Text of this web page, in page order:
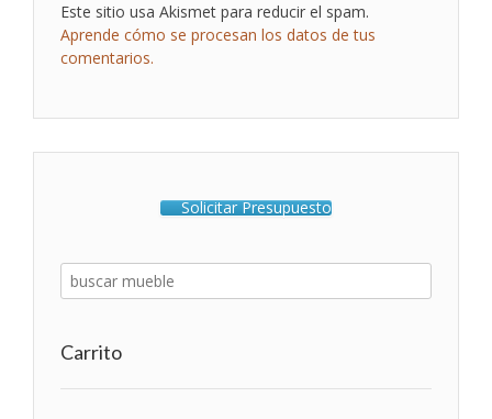
Este sitio usa Akismet para reducir el spam.
Aprende cómo se procesan los datos de tus
comentarios.
Solicitar Presupuesto
Carrito